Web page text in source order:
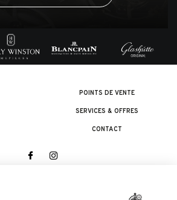
POINTS DE VENTE
SERVICES & OFFRES
CONTACT